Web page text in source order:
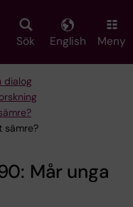
Sök English Meny
dialog
sämre?
Mår unga